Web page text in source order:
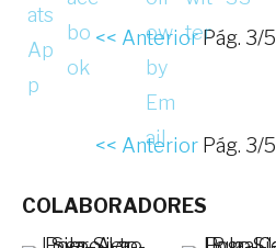
<< AnteriorPág. 3/5
<< AnteriorPág. 3/5
COLABORADORES